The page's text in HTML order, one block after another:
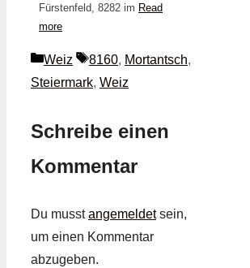
Fürstenfeld, 8282 im Read
more
Kategorien
Weiz Schlagwörter
8160, Mortantsch,
Steiermark, Weiz
Schreibe einen
Kommentar
Du musstangemeldetsein,
um einen Kommentar
abzugeben.